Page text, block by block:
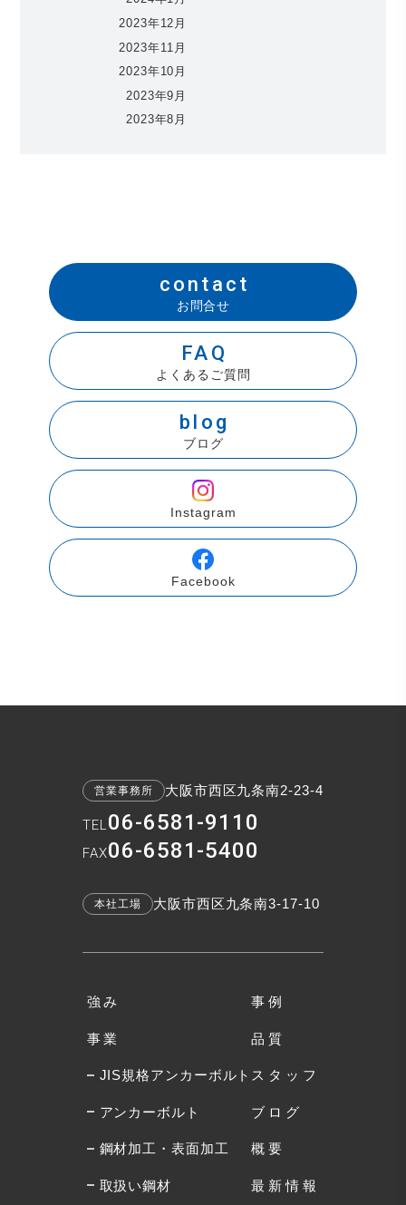
2023年12月
2023年11月
2023年10月
2023年9月
2023年8月
contact
お問合せ
FAQ
よくあるご質問
blog
ブログ
Instagram
Facebook
営業事務所 大阪市西区九条南2-23-4
TEL06-6581-9110
FAX06-6581-5400
本社工場 大阪市西区九条南3-17-10
強み
事業
JIS規格アンカーボルト
アンカーボルト
鋼材加工・表面加工
取扱い鋼材
事例
品質
スタッフ
ブログ
概要
最新情報